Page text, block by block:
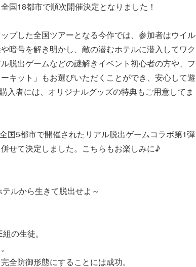
国18都市で順次開催決定となりました！
プした全国ツアーとなる今作では、参加者はウイル
暗号を解き明かし、敵の潜むホテルに潜入してワク
脱出ゲームなどの謎解きイベント初心者の方や、フ
キット」もお選びいただくことができ、安心して遊
入者には、オリジナルグッズの特典もご用意してま
国5都市で開催されたリアル脱出ゲームコラボ第1弾
せて決定しました。こちらもお楽しみに♪
ルから生きて脱出せよ～
の生徒。
全防御形態にすることには成功。